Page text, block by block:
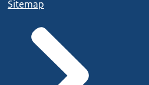
Sitemap